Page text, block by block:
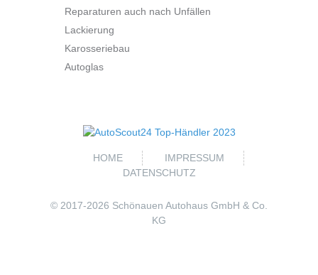
Reparaturen auch nach Unfällen
Lackierung
Karosseriebau
Autoglas
HOME
IMPRESSUM
DATENSCHUTZ
© 2017-2026 Schönauen Autohaus GmbH & Co.
KG